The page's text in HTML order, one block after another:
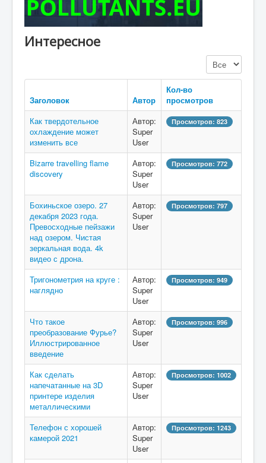
Интересное
Кол-во строк:
Заголовок Автор
Кол-во
просмотров
Как твердотельное
охлаждение может
изменить все
Автор:
Super
User
Просмотров: 823
Bizarre travelling flame
discovery
Автор:
Super
User
Просмотров: 772
Бохиньское озеро. 27
декабря 2023 года.
Превосходные пейзажи
над озером. Чистая
зеркальная вода. 4k
видео с дрона.
Автор:
Super
User
Просмотров: 797
Тригонометрия на круге :
наглядно
Автор:
Super
User
Просмотров: 949
Что такое
преобразование Фурье?
Иллюстрированное
введение
Автор:
Super
User
Просмотров: 996
Как сделать
напечатанные на 3D
принтере изделия
металлическими
Автор:
Super
User
Просмотров: 1002
Телефон с хорошей
камерой 2021
Автор:
Super
User
Просмотров: 1243